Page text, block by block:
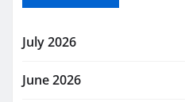
July 2026
June 2026